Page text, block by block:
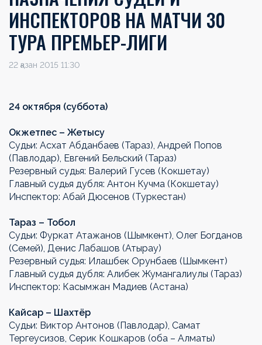
ИНСПЕКТОРОВ НА МАТЧИ 30
ТУРА ПРЕМЬЕР-ЛИГИ
22 қазан 2015 11:30
24 октября (суббота)
Окжетпес – Жетысу
Судьи: Асхат Абданбаев (Тараз), Андрей Попов
(Павлодар), Евгений Бельский (Тараз)
Резервный судья: Валерий Гусев (Кокшетау)
Главный судья дубля: Антон Кучма (Кокшетау)
Инспектор: Абай Дюсенов (Туркестан)
Тараз – Тобол
Судьи: Фуркат Атажанов (Шымкент), Олег Богданов
(Семей), Денис Лабашов (Атырау)
Резервный судья: Илашбек Орунбаев (Шымкент)
Главный судья дубля: Алибек Жумангалиулы (Тараз)
Инспектор: Касымжан Мадиев (Астана)
Кайсар – Шахтёр
Судьи: Виктор Антонов (Павлодар), Самат
Тергеусизов, Серик Кошкаров (оба – Алматы)